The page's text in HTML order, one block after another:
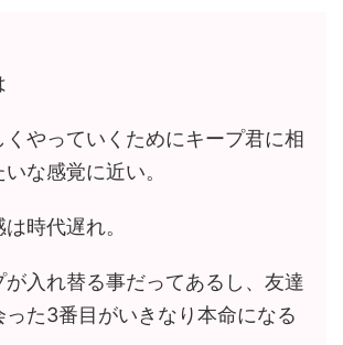
やっていくためにキープ君に相
な感覚に近い。
時代遅れ。
入れ替る事だってあるし、友達
た3番目がいきなり本命になる